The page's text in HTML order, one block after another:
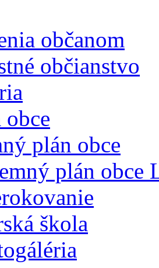
občanom
občianstvo
obce
plán obce
plán obce
škola